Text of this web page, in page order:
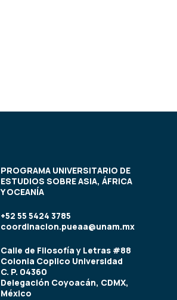
PROGRAMA UNIVERSITARIO DE
ESTUDIOS SOBRE ASIA, ÁFRICA
Y OCEANÍA
+52 55 5424 3785
coordinacion.pueaa@unam.mx
Calle de Filosofía y Letras #88
Colonia Copilco Universidad
C. P. 04360
Delegación Coyoacán, CDMX,
México